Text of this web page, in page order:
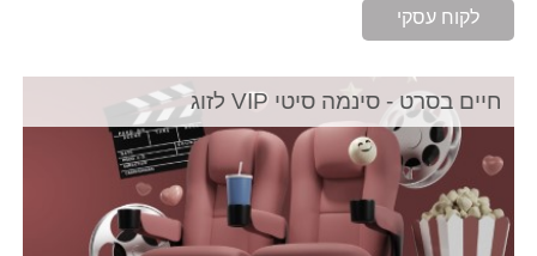
לקוח עסקי
חיים בסרט - סינמה סיטי VIP לזוג